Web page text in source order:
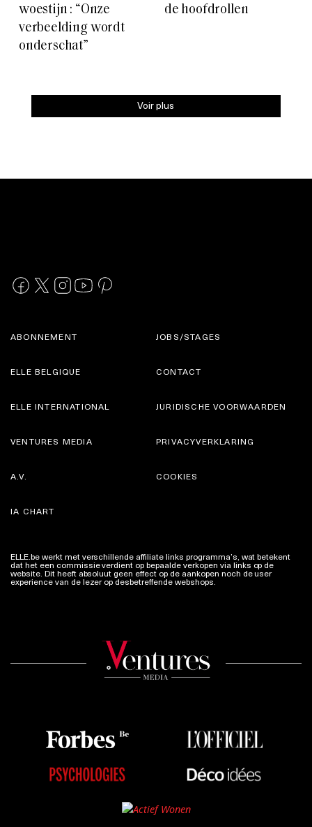
woestijn : “Onze
verbeelding wordt
onderschat”
de hoofdrollen
Voir plus
ABONNEMENT
ELLE BELGIQUE
JOBS/STAGES
CONTACT
ELLE INTERNATIONAL
VENTURES MEDIA
JURIDISCHE VOORWAARDEN
PRIVACYVERKLARING
A.V.
IA CHART
COOKIES
ELLE.be werkt met verschillende affiliate links programma’s, wat betekent
dat het een commissie verdient op bepaalde verkopen via links op de
website. Dit heeft absoluut geen effect op de aankopen noch de user
experience van de lezer op desbetreffende webshops.